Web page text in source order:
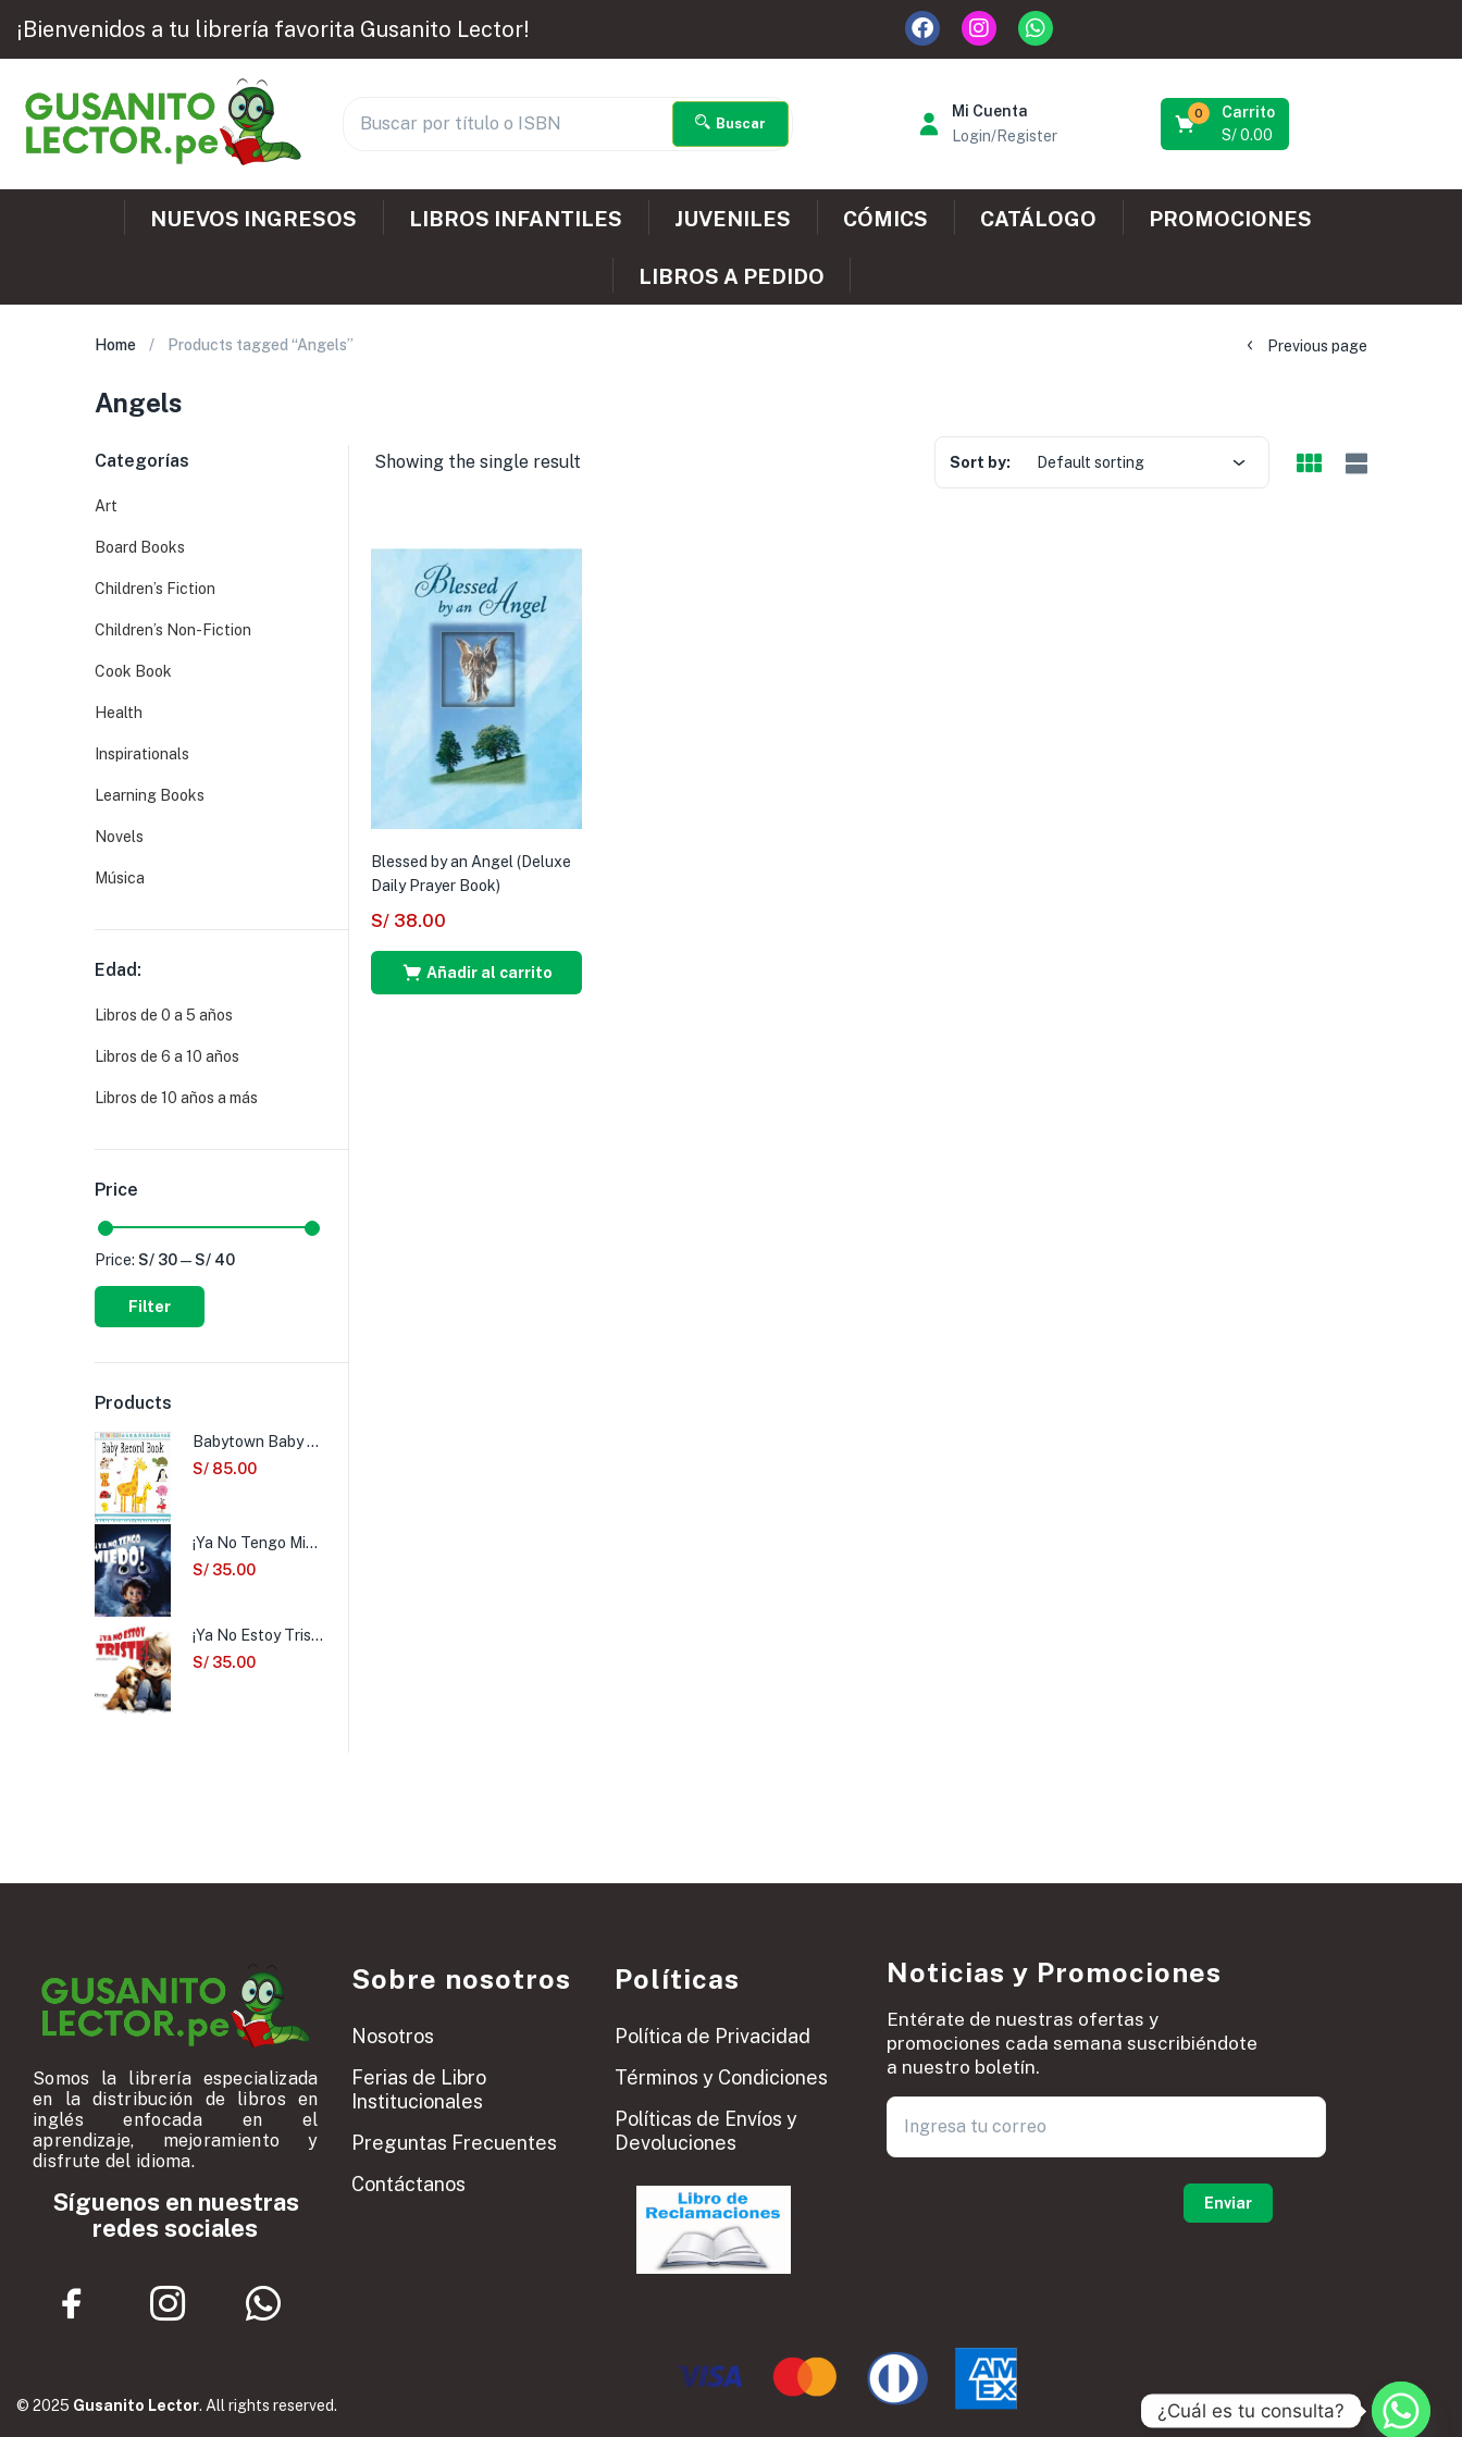
¡Bienvenidos a tu librería favorita Gusanito Lector!
Buscar
Mi Cuenta
Login/Register
Carrito
0
S/0.00
NUEVOS INGRESOS LIBROS INFANTILES JUVENILES CÓMICS CATÁLOGO PROMOCIONES
LIBROS A PEDIDO
Home Products tagged “Angels” Previous page
Angels
Showing the single result Sort by: Default sorting
Blessed by an Angel (Deluxe
Daily Prayer Book)
S/ 38.00
Añadir al carrito
Categorías
Art
Board Books
Children’s Fiction
Children’s Non-Fiction
Cook Book
Health
Inspirationals
Learning Books
Novels
Música
Edad:
Libros de 0 a 5 años
Libros de 6 a 10 años
Libros de 10 años a más
Price
Filter
Price: S/ 30—S/ 40
Products
Babytown Baby Record Book
S/ 85.00
¡Ya No Tengo Miedo!
S/ 35.00
¡Ya No Estoy Triste!
S/ 35.00
Somos la librería especializada
en la distribución de libros en
inglés enfocada en el
aprendizaje, mejoramiento y
disfrute del idioma.
Síguenos en nuestras
redes sociales
Sobre nosotros
Nosotros
Ferias de Libro
Institucionales
Preguntas Frecuentes
Contáctanos
Políticas
Política de Privacidad
Términos y Condiciones
Políticas de Envíos y
Devoluciones
Noticias y Promociones
Entérate de nuestras ofertas y
promociones cada semana suscribiéndote
a nuestro boletín.
© 2025 Gusanito Lector. All rights reserved. ¿Cuál es tu consulta?